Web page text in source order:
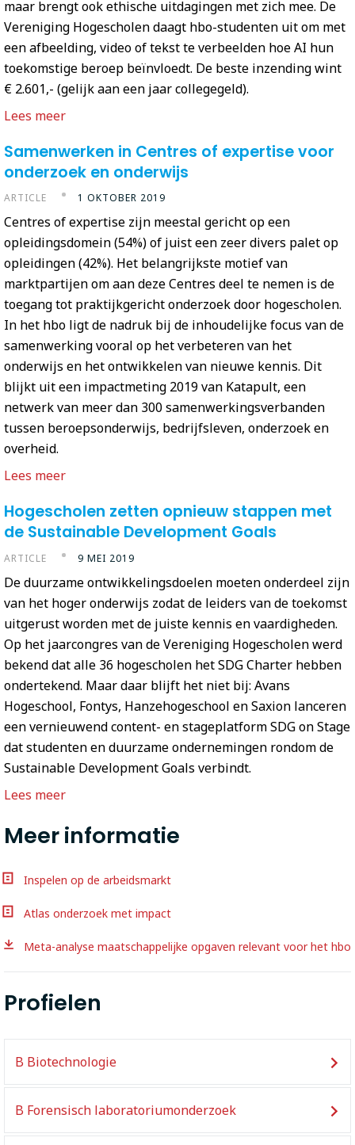
maar brengt ook ethische uitdagingen met zich mee. De
Vereniging Hogescholen daagt hbo-studenten uit om met
een afbeelding, video of tekst te verbeelden hoe AI hun
toekomstige beroep beïnvloedt. De beste inzending wint
€ 2.601,- (gelijk aan een jaar collegegeld).
Lees meer
Samenwerken in Centres of expertise voor
onderzoek en onderwijs
ARTICLE 1 OKTOBER 2019
Centres of expertise zijn meestal gericht op een
opleidingsdomein (54%) of juist een zeer divers palet op
opleidingen (42%). Het belangrijkste motief van
marktpartijen om aan deze Centres deel te nemen is de
toegang tot praktijkgericht onderzoek door hogescholen.
In het hbo ligt de nadruk bij de inhoudelijke focus van de
samenwerking vooral op het verbeteren van het
onderwijs en het ontwikkelen van nieuwe kennis. Dit
blijkt uit een impactmeting 2019 van Katapult, een
netwerk van meer dan 300 samenwerkingsverbanden
tussen beroepsonderwijs, bedrijfsleven, onderzoek en
overheid.
Lees meer
Hogescholen zetten opnieuw stappen met
de Sustainable Development Goals
ARTICLE 9 MEI 2019
De duurzame ontwikkelingsdoelen moeten onderdeel zijn
van het hoger onderwijs zodat de leiders van de toekomst
uitgerust worden met de juiste kennis en vaardigheden.
Op het jaarcongres van de Vereniging Hogescholen werd
bekend dat alle 36 hogescholen het SDG Charter hebben
ondertekend. Maar daar blijft het niet bij: Avans
Hogeschool, Fontys, Hanzehogeschool en Saxion lanceren
een vernieuwend content- en stageplatform SDG on Stage
dat studenten en duurzame ondernemingen rondom de
Sustainable Development Goals verbindt.
Lees meer
Meer informatie
Inspelen op de arbeidsmarkt
Atlas onderzoek met impact
Meta-analyse maatschappelijke opgaven relevant voor het hbo
Profielen
B Biotechnologie
B Forensisch laboratoriumonderzoek